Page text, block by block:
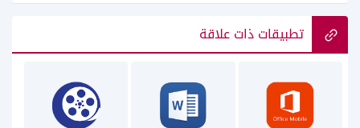
تطبيقات ذات علاقة